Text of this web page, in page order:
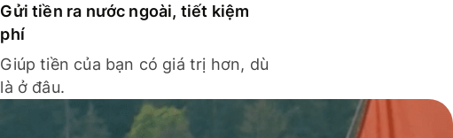
Gửi tiền ra nước ngoài, tiết kiệm
phí
Giúp tiền của bạn có giá trị hơn, dù
là ở đâu.